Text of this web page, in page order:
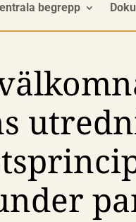
begrepp